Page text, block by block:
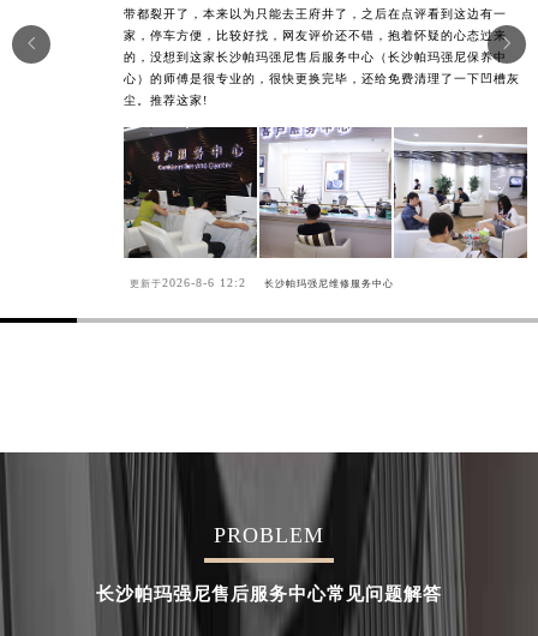
带都裂开了，本来以为只能去王府井了，之后在点评看到这边有一
家，停车方便，比较好找，网友评价还不错，抱着怀疑的心态过来
的，没想到这家长沙帕玛强尼售后服务中心（长沙帕玛强尼保养中
心）的师傅是很专业的，很快更换完毕，还给免费清理了一下凹槽灰
尘。推荐这家!
更新于2026-8-6 12:2 长沙帕玛强尼维修服务中心


PROBLEM
长沙帕玛强尼售后服务中心常见问题解答